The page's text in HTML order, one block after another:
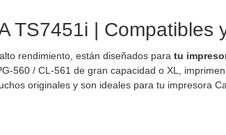
TS7451i | Compatibles
rendimiento, están diseñados para tu
560 / CL-561 de gran capacidad o XL,
originales y son ideales para tu impresora